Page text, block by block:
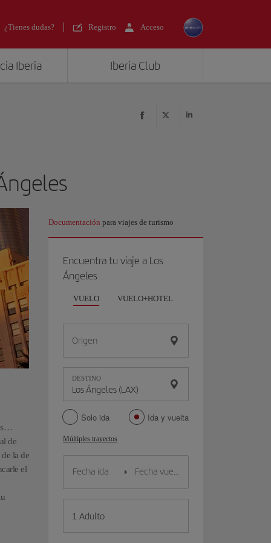
¿Tienes dudas? Registro Acceso
Iberia Iberia Club
de
la de
el
Documentación para viajes de turismo
Encuentra tu viaje a Los
Ángeles
VUELO VUELO+HOTEL
Origen
DESTINO
Solo ida Ida y vuelta
Múltiples trayectos